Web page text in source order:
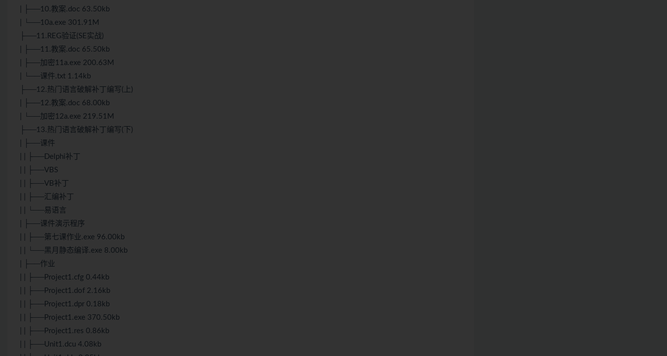
| ├──10.教案.doc 63.50kb
| └──10a.exe 301.91M
├──11.REG验证(SE实战)
| ├──11.教案.doc 65.50kb
| ├──加密11a.exe 200.63M
| └──课件.txt 1.14kb
├──12.热门语言破解补丁编写(上)
| ├──12.教案.doc 68.00kb
| └──加密12a.exe 219.51M
├──13.热门语言破解补丁编写(下)
| ├──课件
| | ├──Delphi补丁
| | ├──VBS
| | ├──VB补丁
| | ├──汇编补丁
| | └──易语言
| ├──课件演示程序
| | ├──第七课作业.exe 96.00kb
| | └──黑月静态编译.exe 8.00kb
| ├──作业
| | ├──Project1.cfg 0.44kb
| | ├──Project1.dof 2.16kb
| | ├──Project1.dpr 0.18kb
| | ├──Project1.exe 370.50kb
| | ├──Project1.res 0.86kb
| | ├──Unit1.dcu 4.08kb